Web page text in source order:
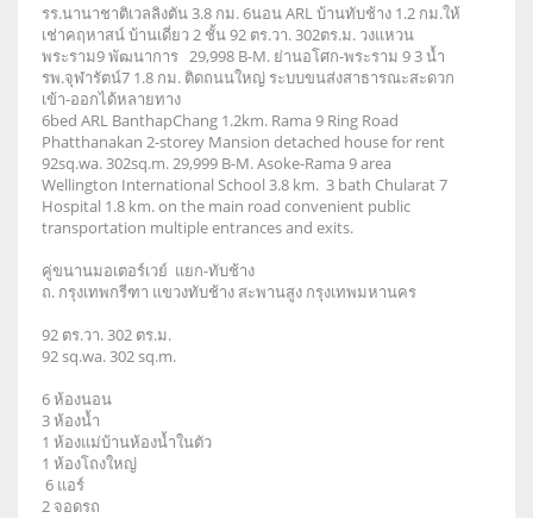
รร.นานาชาติเวลลิงตัน 3.8 กม. 6นอน ARL บ้านทับช้าง 1.2 กม.ให้
เช่าคฤหาสน์ บ้านเดี่ยว 2 ชั้น 92 ตร.วา. 302ตร.ม. วงแหวน
พระราม9 พัฒนาการ 29,998 B-M. ย่านอโศก-พระราม 9 3 น้ำ
รพ.จุฬารัตน์7 1.8 กม. ติดถนนใหญ่ ระบบขนส่งสาธารณะสะดวก
เข้า-ออกได้หลายทาง
6bed ARL BanthapChang 1.2km. Rama 9 Ring Road
Phatthanakan 2-storey Mansion detached house for rent
92sq.wa. 302sq.m. 29,999 B-M. Asoke-Rama 9 area
Wellington International School 3.8 km. 3 bath Chularat 7
Hospital 1.8 km. on the main road convenient public
transportation multiple entrances and exits.
คู่ขนานมอเตอร์เวย์ แยก-ทับช้าง
ถ. กรุงเทพกรีฑา แขวงทับช้าง สะพานสูง กรุงเทพมหานคร
92 ตร.วา. 302 ตร.ม.
92 sq.wa. 302 sq.m.
6 ห้องนอน
3 ห้องน้ำ
1 ห้องแม่บ้านห้องน้ำในตัว
1 ห้องโถงใหญ่
6 แอร์
2 จอดรถ